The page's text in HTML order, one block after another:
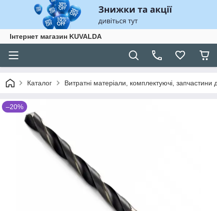
Інтернет магазин KUVALDA
Каталог Витратні матеріали, комплектуючі, запчастини
–20%